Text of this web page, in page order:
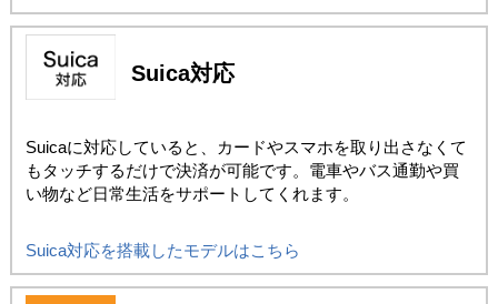
Suica対応
Suicaに対応していると、カードやスマホを取り出さなくて
もタッチするだけで決済が可能です。電車やバス通勤や買
い物など日常生活をサポートしてくれます。
Suica対応を搭載したモデルはこちら